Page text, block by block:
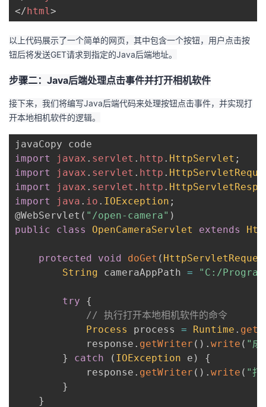
</html>
以上代码展示了一个简单的网页，其中包含一个按钮，用户点击按
钮后将发送GET请求到指定的Java后端地址。
步骤二：Java后端处理点击事件并打开相机软件
接下来，我们将编写Java后端代码来处理按钮点击事件，并实现打
开本地相机软件的逻辑。
import
javax . servlet . http . HttpServlet ;
import
javax . servlet . http .
import
javax . servlet . http .
import
java . io . IOException ;
@WebServlet ( "/open-camera" )
public
class OpenCameraServlet extends
protected void doGet (
String cameraAppPath = "C:/
try
{
// 执行打开本地相机软件的命令
Process
process = Runtime .
            response
. getWriter ( ) . write ( "成
}
catch ( IOException e )
{
            response
. getWriter ( ) . write ( "打
}
}